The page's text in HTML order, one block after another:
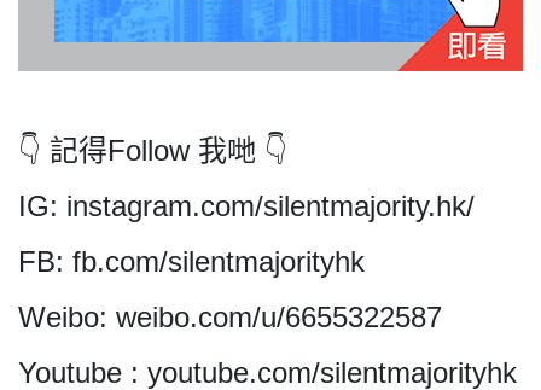
👇 記得Follow 我哋 👇
IG: instagram.com/silentmajority.hk/
FB: fb.com/silentmajorityhk
Weibo: weibo.com/u/6655322587
Youtube : youtube.com/silentmajorityhk